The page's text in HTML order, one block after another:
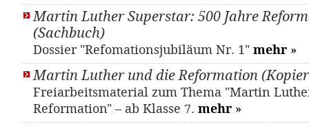
Martin Luther Superstar: 500 Jahre
(Sachbuch)
Dossier "Refomationsjubiläum Nr. 1" mehr »
Martin Luther und die Reformation
Freiarbeitsmaterial zum Thema "Martin
Reformation" – ab Klasse 7. mehr »